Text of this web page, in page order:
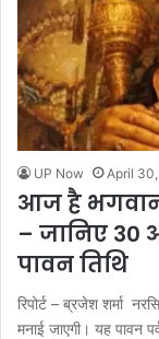
UP Now April
आज है भगवान
– जानिए 30
पावन तिथि
रिपोर्ट – ब्रजेश शर्मा
मनाई जाएगी। यह पावन